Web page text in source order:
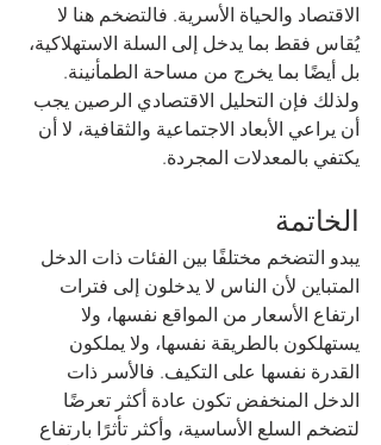
الاقتصاد والحياة الأسرية. فالتضخم هنا لا
يُقاس فقط بما يدخل إلى السلة الاستهلاكية،
بل أيضًا بما يخرج من مساحة الطمأنينة.
ولذلك فإن التحليل الاقتصادي الرصين يجب
أن يراعي الأبعاد الاجتماعية والثقافية، لا أن
يكتفي بالمعدلات المجردة.
الخاتمة
يبدو التضخم مختلفًا بين الفئات ذات الدخل
المتباين لأن الناس لا يدخلون إلى فترات
ارتفاع الأسعار من المواقع نفسها، ولا
يستهلكون بالطريقة نفسها، ولا يملكون
القدرة نفسها على التكيف. فالأسر ذات
الدخل المنخفض تكون عادة أكثر تعرضًا
لتضخم السلع الأساسية، وأكثر تأثرًا بارتفاع